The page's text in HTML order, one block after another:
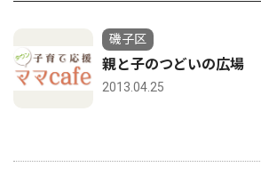
磯子区
親と子のつどいの広場
2013.04.25